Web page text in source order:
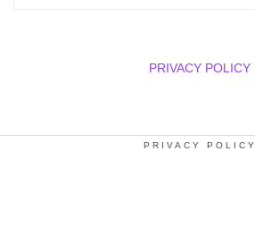
PRIVACY POLICY
PRIVACY POLICY